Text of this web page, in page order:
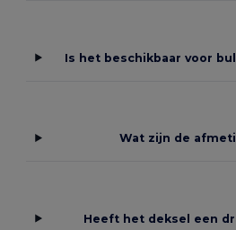
Is het beschikbaar voor
Wat zijn de
Heeft het deksel een